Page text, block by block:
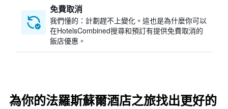
免費取消
我們懂的：計劃趕不上變化。這也是為什麼你可以
在HotelsCombined搜尋和預訂有提供免費取消的
飯店優惠。
為你的法羅斯蘇爾酒店之旅找出更好的